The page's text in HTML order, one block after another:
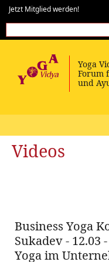
Jetzt Mitglied werden!
Videos
Business Yoga
Sukadev - 12.03
Yoga im